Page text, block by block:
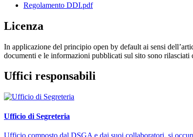
Regolamento DDI.pdf
Licenza
In applicazione del principio open by default ai sensi
documenti e le informazioni pubblicati sul sito sono
Uffici responsabili
Ufficio di Segreteria
Ufficio composto dal DSGA e dai suoi collaboratori, si